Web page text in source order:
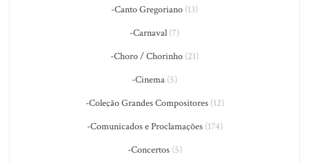
-Canto Gregoriano (13)
-Carnaval (7)
-Choro / Chorinho (21)
-Cinema (5)
-Coleção Grandes Compositores(12)
-Comunicados e Proclamações(174)
-Concertos(5)